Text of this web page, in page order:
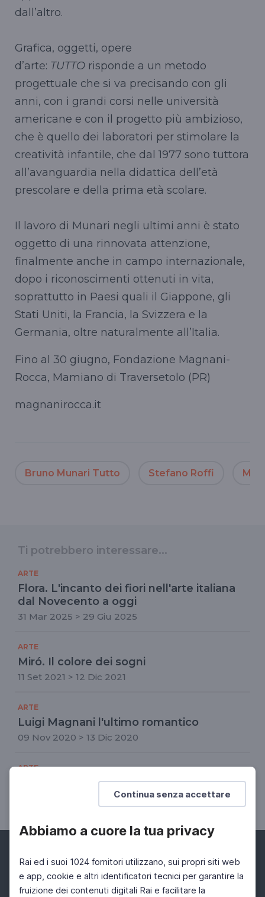
Continua senza accettare
Abbiamo a cuore la tua privacy
Rai ed i suoi 1024 fornitori utilizzano, sui propri siti web
e app, cookie e altri identificatori tecnici per garantire la
fruizione dei contenuti digitali Rai e facilitare la
dall’altro.
Grafica, oggetti, opere
d’arte: TUTTO risponde a un metodo
progettuale che si va precisando con gli
anni, con i grandi corsi nelle università
americane e con il progetto più ambizioso,
che è quello dei laboratori per stimolare la
creatività infantile, che dal 1977 sono tuttora
all’avanguardia nella didattica dell’età
prescolare e della prima età scolare.
Il lavoro di Munari negli ultimi anni è stato
oggetto di una rinnovata attenzione,
finalmente anche in campo internazionale,
dopo i riconoscimenti ottenuti in vita,
soprattutto in Paesi quali il Giappone, gli
Stati Uniti, la Francia, la Svizzera e la
Germania, oltre naturalmente all’Italia.
Fino al 30 giugno, Fondazione Magnani-
Rocca, Mamiano di Traversetolo (PR)
magnanirocca.it
Bruno Munari Tutto Stefano Roffi
Ti potrebbero interessare...
ARTE
Flora. L'incanto dei fiori nell'arte italiana
dal Novecento a oggi
31 Mar 2025 > 29 Giu 2025
ARTE
Miró. Il colore dei sogni
11 Set 2021 > 12 Dic 2021
ARTE
Luigi Magnani l'ultimo romantico
09 Nov 2020 > 13 Dic 2020
ARTE
Le Forchette Parlanti di Bruno Munari
Oggetti per giocare in libertà
Facebook Instagram Twitter